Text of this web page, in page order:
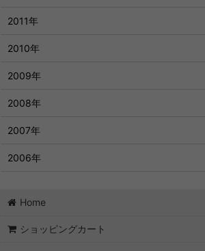
2011年
2010年
2009年
2008年
2007年
2006年
Home
ショッピングカート